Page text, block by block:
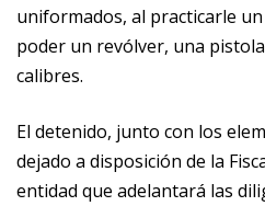
uniformados, al practicarle
poder un revólver, una
calibres.
El detenido, junto con los
dejado a disposición de la
entidad que adelantará las